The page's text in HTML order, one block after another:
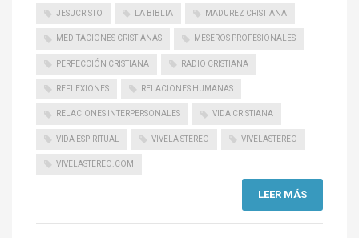
JESUCRISTO LA BIBLIA MADUREZ CRISTIANA
MEDITACIONES CRISTIANAS MESEROS PROFESIONALES
PERFECCIÓN CRISTIANA RADIO CRISTIANA
REFLEXIONES RELACIONES HUMANAS
RELACIONES INTERPERSONALES VIDA CRISTIANA
VIDA ESPIRITUAL VIVELA STEREO VIVELASTEREO
VIVELASTEREO.COM
LEER MÁS